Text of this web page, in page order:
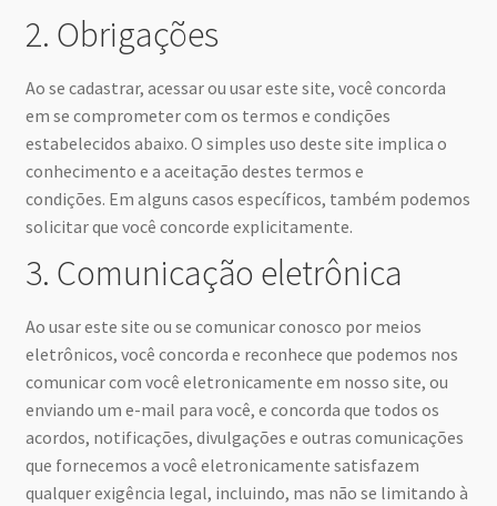
2. Obrigações
Ao se cadastrar, acessar ou usar este site, você concorda
em se comprometer com os termos e condições
estabelecidos abaixo. O simples uso deste site implica o
conhecimento e a aceitação destes termos e
condições. Em alguns casos específicos, também podemos
solicitar que você concorde explicitamente.
3. Comunicação eletrônica
Ao usar este site ou se comunicar conosco por meios
eletrônicos, você concorda e reconhece que podemos nos
comunicar com você eletronicamente em nosso site, ou
enviando um e-mail para você, e concorda que todos os
acordos, notificações, divulgações e outras comunicações
que fornecemos a você eletronicamente satisfazem
qualquer exigência legal, incluindo, mas não se limitando à